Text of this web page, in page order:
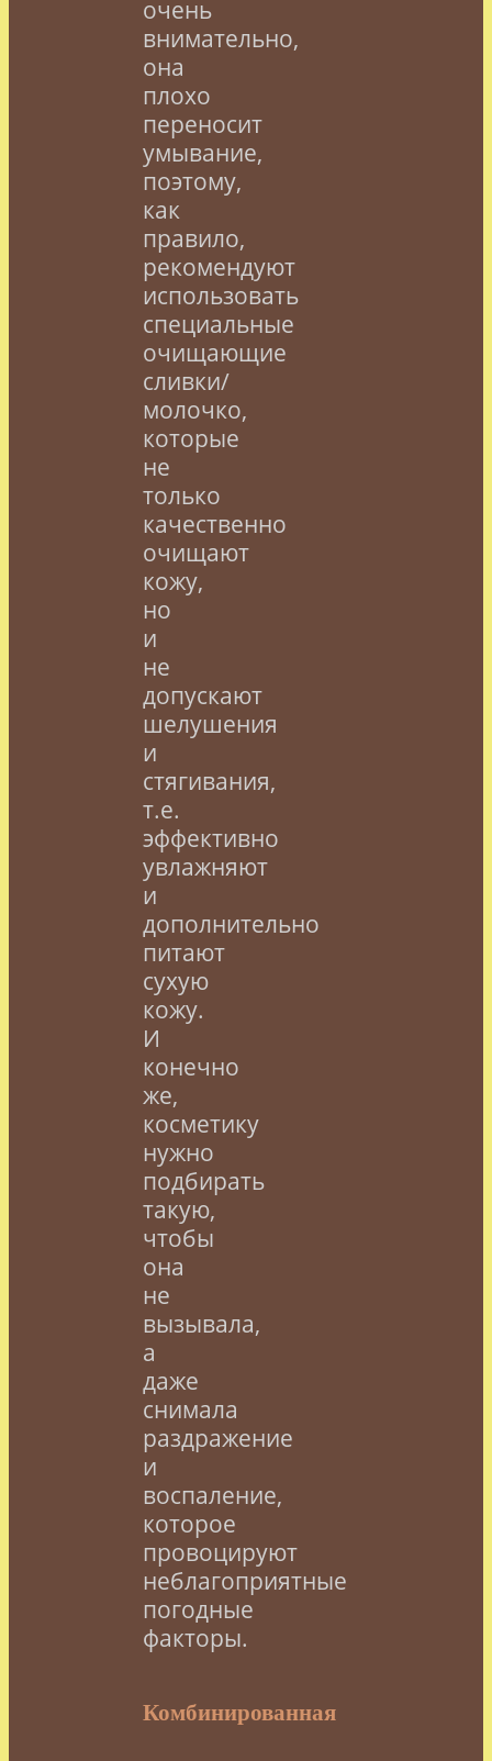
очень
внимательно,
она
плохо
переносит
умывание,
поэтому,
как
правило,
рекомендуют
использовать
специальные
очищающие
сливки/
молочко,
которые
не
только
качественно
очищают
кожу,
но
и
не
допускают
шелушения
и
стягивания,
т.е.
эффективно
увлажняют
и
дополнительно
питают
сухую
кожу.
И
конечно
же,
косметику
нужно
подбирать
такую,
чтобы
она
не
вызывала,
а
даже
снимала
раздражение
и
воспаление,
которое
провоцируют
неблагоприятные
погодные
факторы.
Комбинированная